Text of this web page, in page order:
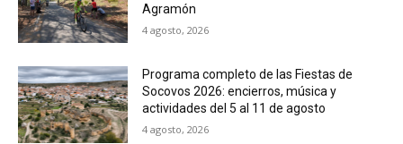
Agramón
4 agosto, 2026
Programa completo de las Fiestas de
Socovos 2026: encierros, música y
actividades del 5 al 11 de agosto
4 agosto, 2026